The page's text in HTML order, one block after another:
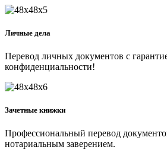
Личные дела
Перевод личных документов с
конфиденциальности!
Зачетные книжки
Профессиональный перевод
нотариальным заверением.